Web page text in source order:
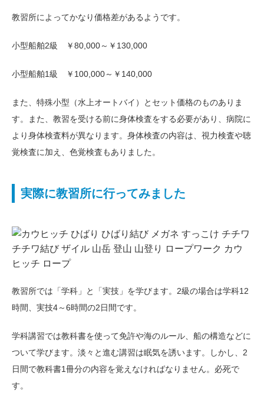
教習所によってかなり価格差があるようです。
小型船舶2級 ￥80,000～￥130,000
小型船舶1級 ￥100,000～￥140,000
また、特殊小型（水上オートバイ）とセット価格のものありま
す。また、教習を受ける前に身体検査をする必要があり、病院に
より身体検査料が異なります。身体検査の内容は、視力検査や聴
覚検査に加え、色覚検査もありました。
実際に教習所に行ってみました
教習所では「学科」と「実技」を学びます。2級の場合は学科12
時間、実技4～6時間の2日間です。
学科講習では教科書を使って免許や海のルール、船の構造などに
ついて学びます。淡々と進む講習は眠気を誘います。しかし、2
日間で教科書1冊分の内容を覚えなければなりません。必死で
す。